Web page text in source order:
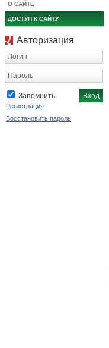
О САЙТЕ
ДОСТУП К САЙТУ
Авторизация
Логин
Пароль
Запомнить
Регистрация
Восстановить пароль